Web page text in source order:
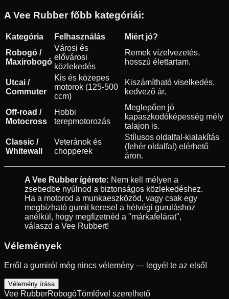
A Vee Rubber főbb kategóriái:
Kategória Felhasználás
Miért jó?
Robogó /
Maxirobogó
Városi és
elővárosi
közlekedés
Remek vízelvezetés,
hosszú élettartam.
Utcai /
Commuter
Kis és közepes
motorok (125-500
ccm)
Kiszámítható viselkedés,
kedvező ár.
Off-road /
Motocross
Hobbi
terepmotorozás
Meglepően jó
kapaszkodóképesség mély
talajon is.
Classic /
Whitewall
Veteránok és
chopperek
Stílusos oldalfal-kialakítás
(fehér oldalfal) elérhető
áron.
A Vee Rubber ígérete: Nem kell mélyen a
zsebedbe nyúlnod a biztonságos közlekedéshez.
Ha a motorod a munkaeszközöd, vagy csak egy
megbízható gumit keresel a hétvégi guruláshoz
anélkül, hogy megfizetnéd a "márkafelárat",
válaszd a Vee Rubbert!
Vélemények
Erről a gumiról még nincs vélemény — legyél te az első!
Vélemény írása
Vee RubberRobogóTömlővel szerelhető